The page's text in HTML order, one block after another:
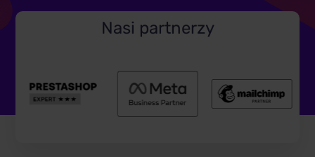
Nasi partnerzy